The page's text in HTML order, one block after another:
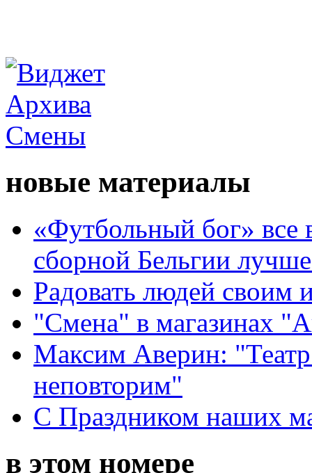
новые материалы
«Футбольный бог» все
сборной Бельгии
Радовать людей своим
"Смена" в магазинах
Максим Аверин:
неповторим"
С Праздником наших
в этом номере